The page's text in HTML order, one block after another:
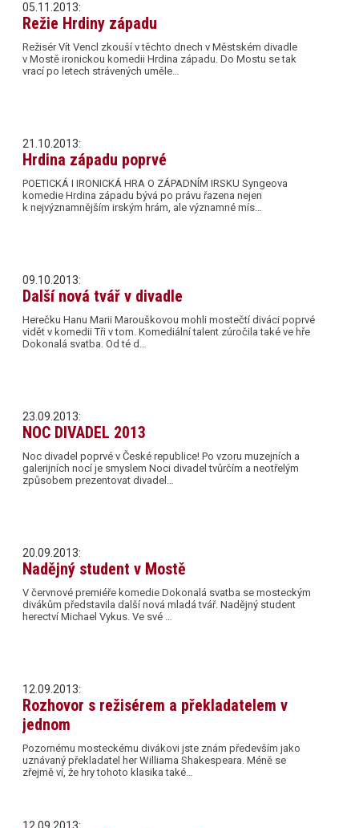
05.11.2013:
Režie Hrdiny západu
Režisér Vít Vencl zkouší v těchto dnech v Městském divadle
v Mostě ironickou komedii Hrdina západu. Do Mostu se tak
vrací po letech strávených uměle…
21.10.2013:
Hrdina západu poprvé
POETICKÁ I IRONICKÁ HRA O ZÁPADNÍM IRSKU Syngeova
komedie Hrdina západu bývá po právu řazena nejen
k nejvýznamnějším irským hrám, ale významné mís…
09.10.2013:
Další nová tvář v divadle
Herečku Hanu Marii Marouškovou mohli mostečtí diváci poprvé
vidět v komedii Tři v tom. Komediální talent zúročila také ve hře
Dokonalá svatba. Od té d…
23.09.2013:
NOC DIVADEL 2013
Noc divadel poprvé v České republice! Po vzoru muzejních a
galerijních nocí je smyslem Noci divadel tvůrčím a neotřelým
způsobem prezentovat divadel…
20.09.2013:
Nadějný student v Mostě
V červnové premiéře komedie Dokonalá svatba se mosteckým
divákům představila další nová mladá tvář. Nadějný student
herectví Michael Vykus. Ve své …
12.09.2013:
Rozhovor s režisérem a překladatelem v
jednom
Pozornému mosteckému divákovi jste znám především jako
uznávaný překladatel her Williama Shakespeara. Méně se
zřejmě ví, že hry tohoto klasika také…